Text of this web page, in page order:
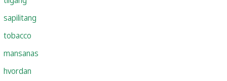
sapilitang
tobacco
mansanas
hvordan